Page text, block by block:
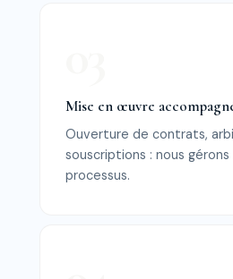
Mise en œuvre
Ouverture de contrats,
souscriptions : nous
processus.